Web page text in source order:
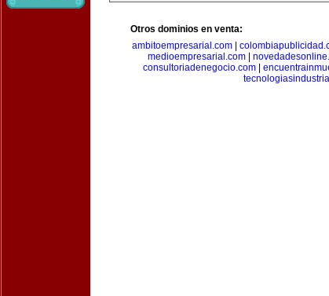
Otros dominios en venta:
ambitoempresarial.com|
medioempresarial.com|
consultoriadenegocio.com|